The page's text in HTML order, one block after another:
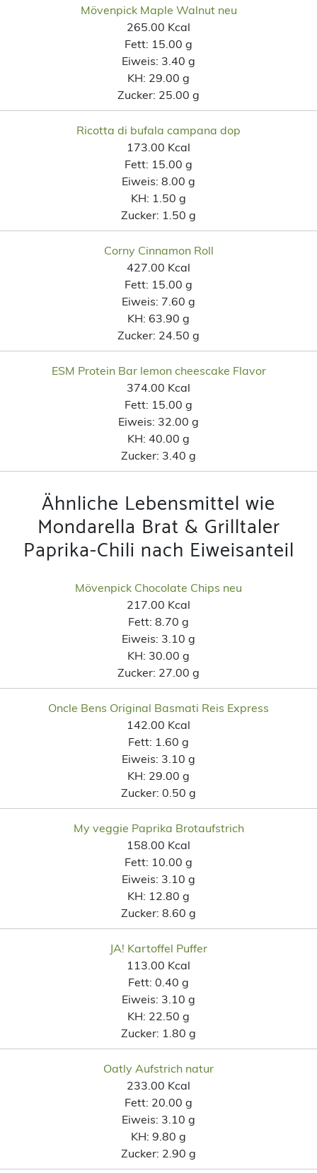
Mövenpick Maple Walnut neu
265.00 Kcal
Fett: 15.00 g
Eiweis: 3.40 g
KH: 29.00 g
Zucker: 25.00 g
Ricotta di bufala campana dop
173.00 Kcal
Fett: 15.00 g
Eiweis: 8.00 g
KH: 1.50 g
Zucker: 1.50 g
Corny Cinnamon Roll
427.00 Kcal
Fett: 15.00 g
Eiweis: 7.60 g
KH: 63.90 g
Zucker: 24.50 g
ESM Protein Bar lemon cheescake Flavor
374.00 Kcal
Fett: 15.00 g
Eiweis: 32.00 g
KH: 40.00 g
Zucker: 3.40 g
Ähnliche Lebensmittel wie
Mondarella Brat & Grilltaler
Paprika-Chili nach Eiweisanteil
Mövenpick Chocolate Chips neu
217.00 Kcal
Fett: 8.70 g
Eiweis: 3.10 g
KH: 30.00 g
Zucker: 27.00 g
Oncle Bens Original Basmati Reis Express
142.00 Kcal
Fett: 1.60 g
Eiweis: 3.10 g
KH: 29.00 g
Zucker: 0.50 g
My veggie Paprika Brotaufstrich
158.00 Kcal
Fett: 10.00 g
Eiweis: 3.10 g
KH: 12.80 g
Zucker: 8.60 g
JA! Kartoffel Puffer
113.00 Kcal
Fett: 0.40 g
Eiweis: 3.10 g
KH: 22.50 g
Zucker: 1.80 g
Oatly Aufstrich natur
233.00 Kcal
Fett: 20.00 g
Eiweis: 3.10 g
KH: 9.80 g
Zucker: 2.90 g